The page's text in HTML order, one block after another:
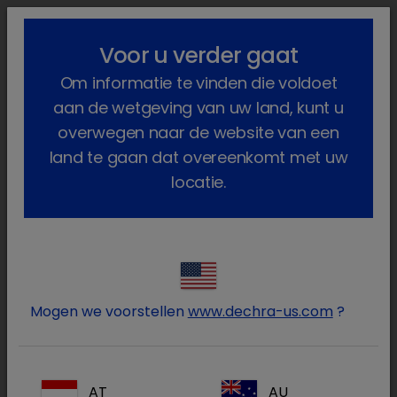
lock_outline search menu
Mink
(2 Producten)
Voor u verder gaat
Om informatie te vinden die voldoet
aan de wetgeving van uw land, kunt u
overwegen naar de website van een
land te gaan dat overeenkomt met uw
locatie.
Mogen we voorstellen www.dechra-us.com ?
AT AU